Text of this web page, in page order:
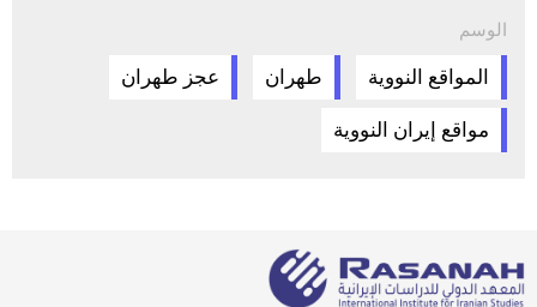
الوسم
المواقع النووية طهران عجز طهران
مواقع إيران النووية